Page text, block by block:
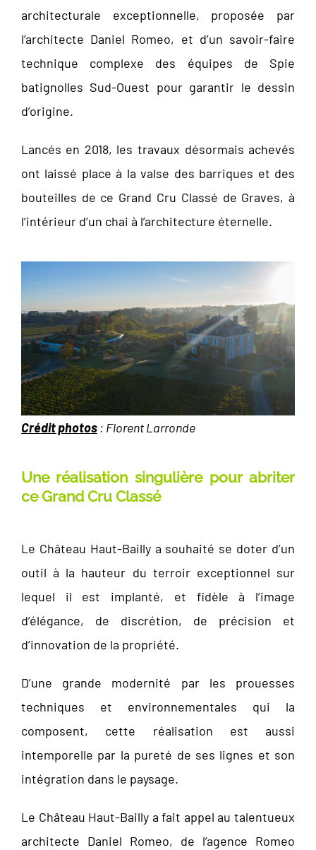
architecturale exceptionnelle, proposée par
l’architecte Daniel Romeo, et d’un savoir-faire
technique complexe des équipes de Spie
batignolles Sud-Ouest pour garantir le dessin
d’origine.
Lancés en 2018, les travaux désormais achevés
ont laissé place à la valse des barriques et des
bouteilles de ce Grand Cru Classé de Graves, à
l’intérieur d’un chai à l’architecture éternelle.
Crédit photos: Florent Larronde
Une réalisation singulière pour abriter
ce Grand Cru Classé
Le Château Haut-Bailly a souhaité se doter d’un
outil à la hauteur du terroir exceptionnel sur
lequel il est implanté, et fidèle à l’image
d’élégance, de discrétion, de précision et
d’innovation de la propriété.
D’une grande modernité par les prouesses
techniques et environnementales qui la
composent, cette réalisation est aussi
intemporelle par la pureté de ses lignes et son
intégration dans le paysage.
Le Château Haut-Bailly a fait appel au talentueux
architecte Daniel Romeo, de l’agence Romeo